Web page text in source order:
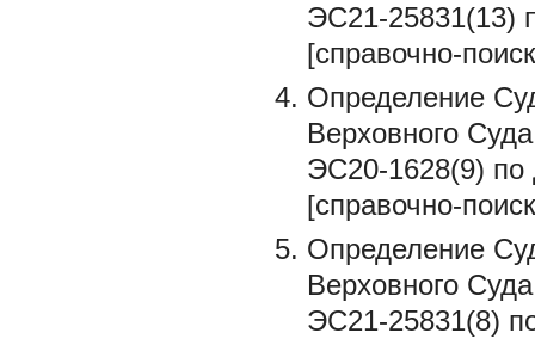
ЭС21-25831(13)
[справочно-
Определение
Верховного
ЭС20-1628(9)
[справочно-
Определение
Верховного
ЭС21-25831(8)